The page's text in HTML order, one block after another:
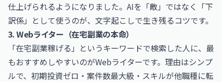
仕上げられるようになりました。AIを「敵」ではなく「下
訳係」として使うのが、文字起こしで生き残るコツです。
3. Webライター（在宅副業の本命）
「在宅副業稼げる」というキーワードで検索した人に、最
もおすすめしやすいのがWebライターです。理由はシンプ
ルで、初期投資ゼロ・案件数最大級・スキルが他職種に転